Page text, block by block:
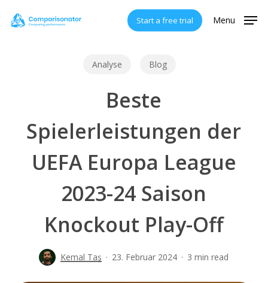
Start a free trial Menu
Analyse Blog
Beste
Spielerleistungen der
UEFA Europa League
2023-24 Saison
Knockout Play-Off
Kemal Taş 23. Februar 2024 3 min read